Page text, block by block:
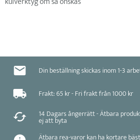
Din beställning skickas inom 1-3
Frakt: 65 kr - Fri frakt från 1000 kr
14 Dagars ångerrätt - Ätbara
ej att byta
Ätbara rea-varor kan ha kortare